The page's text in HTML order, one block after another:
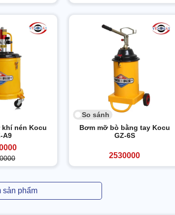
khí nén Kocu
A9
So sánh
Bơm mỡ bò bằng tay Kocu
GZ-6S
2530000
sản phẩm